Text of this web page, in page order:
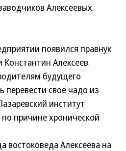
Алексеевых.
появился правнук
Алексеев.
будущего
перевести свое чадо из
институт
причине хронической
Алексеева на